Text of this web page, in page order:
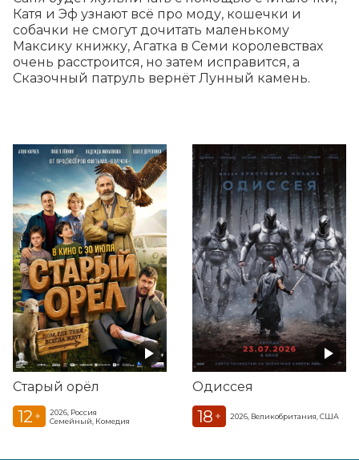
Катя и Эф узнают всё про моду, кошечки и
собачки не смогут дочитать маленькому
Максику книжку, Агатка в Семи королевствах
очень расстроится, но затем исправится, а
Сказочный патруль вернёт Лунный камень.
Старый орёл
12 +
2026, Россия
Семейный, Комедия
Одиссея
18 + 2026, Великобритания, США